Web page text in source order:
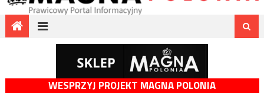
WESPRZYJ PROJEKT MAGNA POLONIA